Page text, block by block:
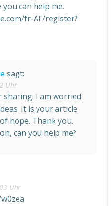
can help me.
fr-AF/register?
sagt:
Uhr
I am worried
It is your article
hope. Thank you.
can you help me?
Uhr